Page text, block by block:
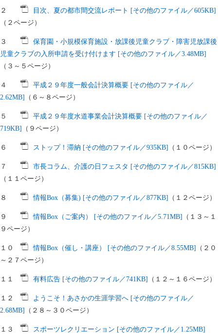
２
目次、夏の都市間交流レポート [その他のファイル／605KB]
（２ページ）
３
保育園・小規模保育施設・放課後児童クラブ・障害児放課後
児童クラブの入所申請を受け付けます [その他のファイル／3.48MB]
（３～５ページ）
４
平成２９年度一般会計決算概要 [その他のファイル／
2.62MB]
（６～８ページ）
５
平成２９年度水道事業会計決算概要 [その他のファイル／
719KB]
（９ページ）
６ ストップ！滞納 [その他のファイル／935KB] （１０ページ）
７
市長コラム、介護の日フェスタ [その他のファイル／815KB]
（１１ページ）
８ 情報Box（募集) [その他のファイル／877KB] （１２ページ）
９ 情報Box（ご案内） [その他のファイル／5.71MB]
（１３～１
９ページ）
１０ 情報Box（催し・講座） [その他のファイル／8.55MB]
（２０
～２７ページ）
１１ 有料広告 [その他のファイル／741KB] （１２～１６ページ）
１２
ようこそ！あさかの生涯学習へ [その他のファイル／
2.68MB]
（２８～３０ページ）
１３
スポーツレクリエーション [その他のファイル／1.25MB]